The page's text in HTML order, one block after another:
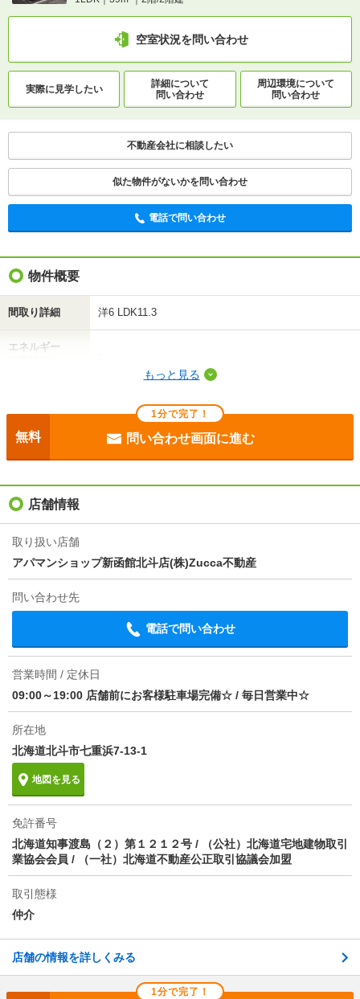
空室状況を問い合わせ
実際に見学したい
詳細について
問い合わせ
周辺環境について
問い合わせ
不動産会社に相談したい
似た物件がないかを問い合わせ
電話で問い合わせ
物件概要
間取り詳細 洋6 LDK11.3
エネルギー
目安光熱費
入居
損保 要
情報更新日
2026/08/16
もっと見る
1分で完了！
無料 問い合わせ画面に進む
店舗情報
取り扱い店舗
アパマンショップ新函館北斗店(株)Zucca不動産
問い合わせ先
電話で問い合わせ
営業時間 / 定休日
09:00～19:00 店舗前にお客様駐車場完備☆ / 毎日営業中☆
所在地
北海道北斗市七重浜7-13-1
地図を見る
免許番号
北海道知事渡島（２）第１２１２号 / （公社）北海道宅地建物取引
業協会会員 / （一社）北海道不動産公正取引協議会加盟
取引態様
仲介
店舗の情報を詳しくみる
1分で完了！